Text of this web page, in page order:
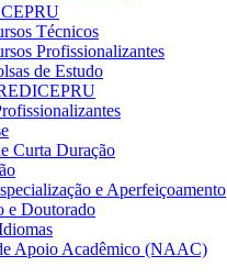
Técnicos
Profissionalizantes
de Estudo
Curta Duração
e Aperfeiçoamento
e Doutorado
Apoio Acadêmico (NAAC)